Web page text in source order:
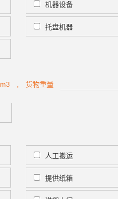
机器设备
托盘机器
m3 , 货物重量
人工搬运
提供纸箱